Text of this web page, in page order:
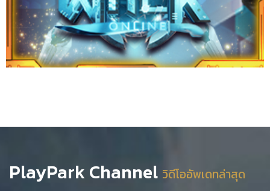
PlayPark Channel วิดีโออัพเดทล่าสุด